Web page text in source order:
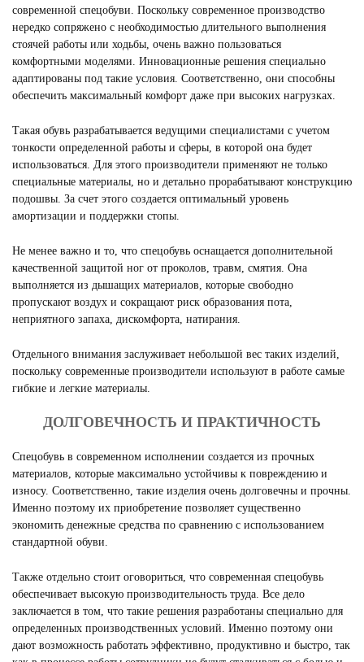
современной спецобуви. Поскольку современное производство
нередко сопряжено с необходимостью длительного выполнения
стоячей работы или ходьбы, очень важно пользоваться
комфортными моделями. Инновационные решения специально
адаптированы под такие условия. Соответственно, они способны
обеспечить максимальный комфорт даже при высоких нагрузках.
Такая обувь разрабатывается ведущими специалистами с учетом
тонкости определенной работы и сферы, в которой она будет
использоваться. Для этого производители применяют не только
специальные материалы, но и детально прорабатывают конструкцию
подошвы. За счет этого создается оптимальный уровень
амортизации и поддержки стопы.
Не менее важно и то, что спецобувь оснащается дополнительной
качественной защитой ног от проколов, травм, смятия. Она
выполняется из дышащих материалов, которые свободно
пропускают воздух и сокращают риск образования пота,
неприятного запаха, дискомфорта, натирания.
Отдельного внимания заслуживает небольшой вес таких изделий,
поскольку современные производители используют в работе самые
гибкие и легкие материалы.
ДОЛГОВЕЧНОСТЬ И ПРАКТИЧНОСТЬ
Спецобувь в современном исполнении создается из прочных
материалов, которые максимально устойчивы к повреждению и
износу. Соответственно, такие изделия очень долговечны и прочны.
Именно поэтому их приобретение позволяет существенно
экономить денежные средства по сравнению с использованием
стандартной обуви.
Также отдельно стоит оговориться, что современная спецобувь
обеспечивает высокую производительность труда. Все дело
заключается в том, что такие решения разработаны специально для
определенных производственных условий. Именно поэтому они
дают возможность работать эффективно, продуктивно и быстро, так